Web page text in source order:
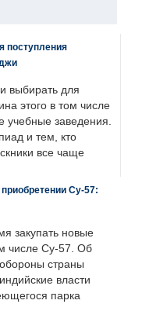
поступления
выбирать для
этого в том числе
учебные заведения.
и тем, кто
все чаще
Су-57:
закупать новые
числе Су-57. Об
страны
власти
парка